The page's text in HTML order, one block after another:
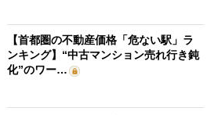
【首都圏の不動産価格「危ない駅」ラ
ンキング】“中古マンション売れ行き鈍
化”のワー…